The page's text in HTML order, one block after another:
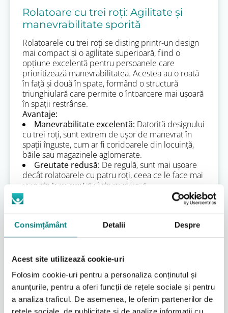
Consimțământ Detalii Despre
Acest site utilizează cookie-uri
Folosim cookie-uri pentru a personaliza conținutul și
anunțurile, pentru a oferi funcții de rețele sociale și pentru
a analiza traficul. De asemenea, le oferim partenerilor de
Rolatoare cu trei roți: Agilitate și
manevrabilitate sporită
Rolatoarele cu trei roți se disting printr-un design
mai compact și o agilitate superioară, fiind o
opțiune excelentă pentru persoanele care
prioritizează manevrabilitatea. Acestea au o roată
în față și două în spate, formând o structură
triunghiulară care permite o întoarcere mai ușoară
în spații restrânse.
Avantaje:
Manevrabilitate excelentă: Datorită designului
cu trei roți, sunt extrem de ușor de manevrat în
spații înguste, cum ar fi coridoarele din locuință,
băile sau magazinele aglomerate.
Greutate redusă: De regulă, sunt mai ușoare
decât rolatoarele cu patru roți, ceea ce le face mai
ușor de transportat și de manevrat.
Ocupă mai puțin spațiu la
depozitare și în transport, fiind o opțiune practică
pentru călătorii scurte.
Potrivite pentru interior și exterior:
Deși
excelează în interior, multe modele sunt suficient
pe suprafețe netede.
Stabilitate mai mică: Comparativ cu
rolatoarele cu patru roți, cele cu trei roți pot oferi o
stabilitate ușor redusă, în special pentru
persoanele cu probleme severe de echilibru.